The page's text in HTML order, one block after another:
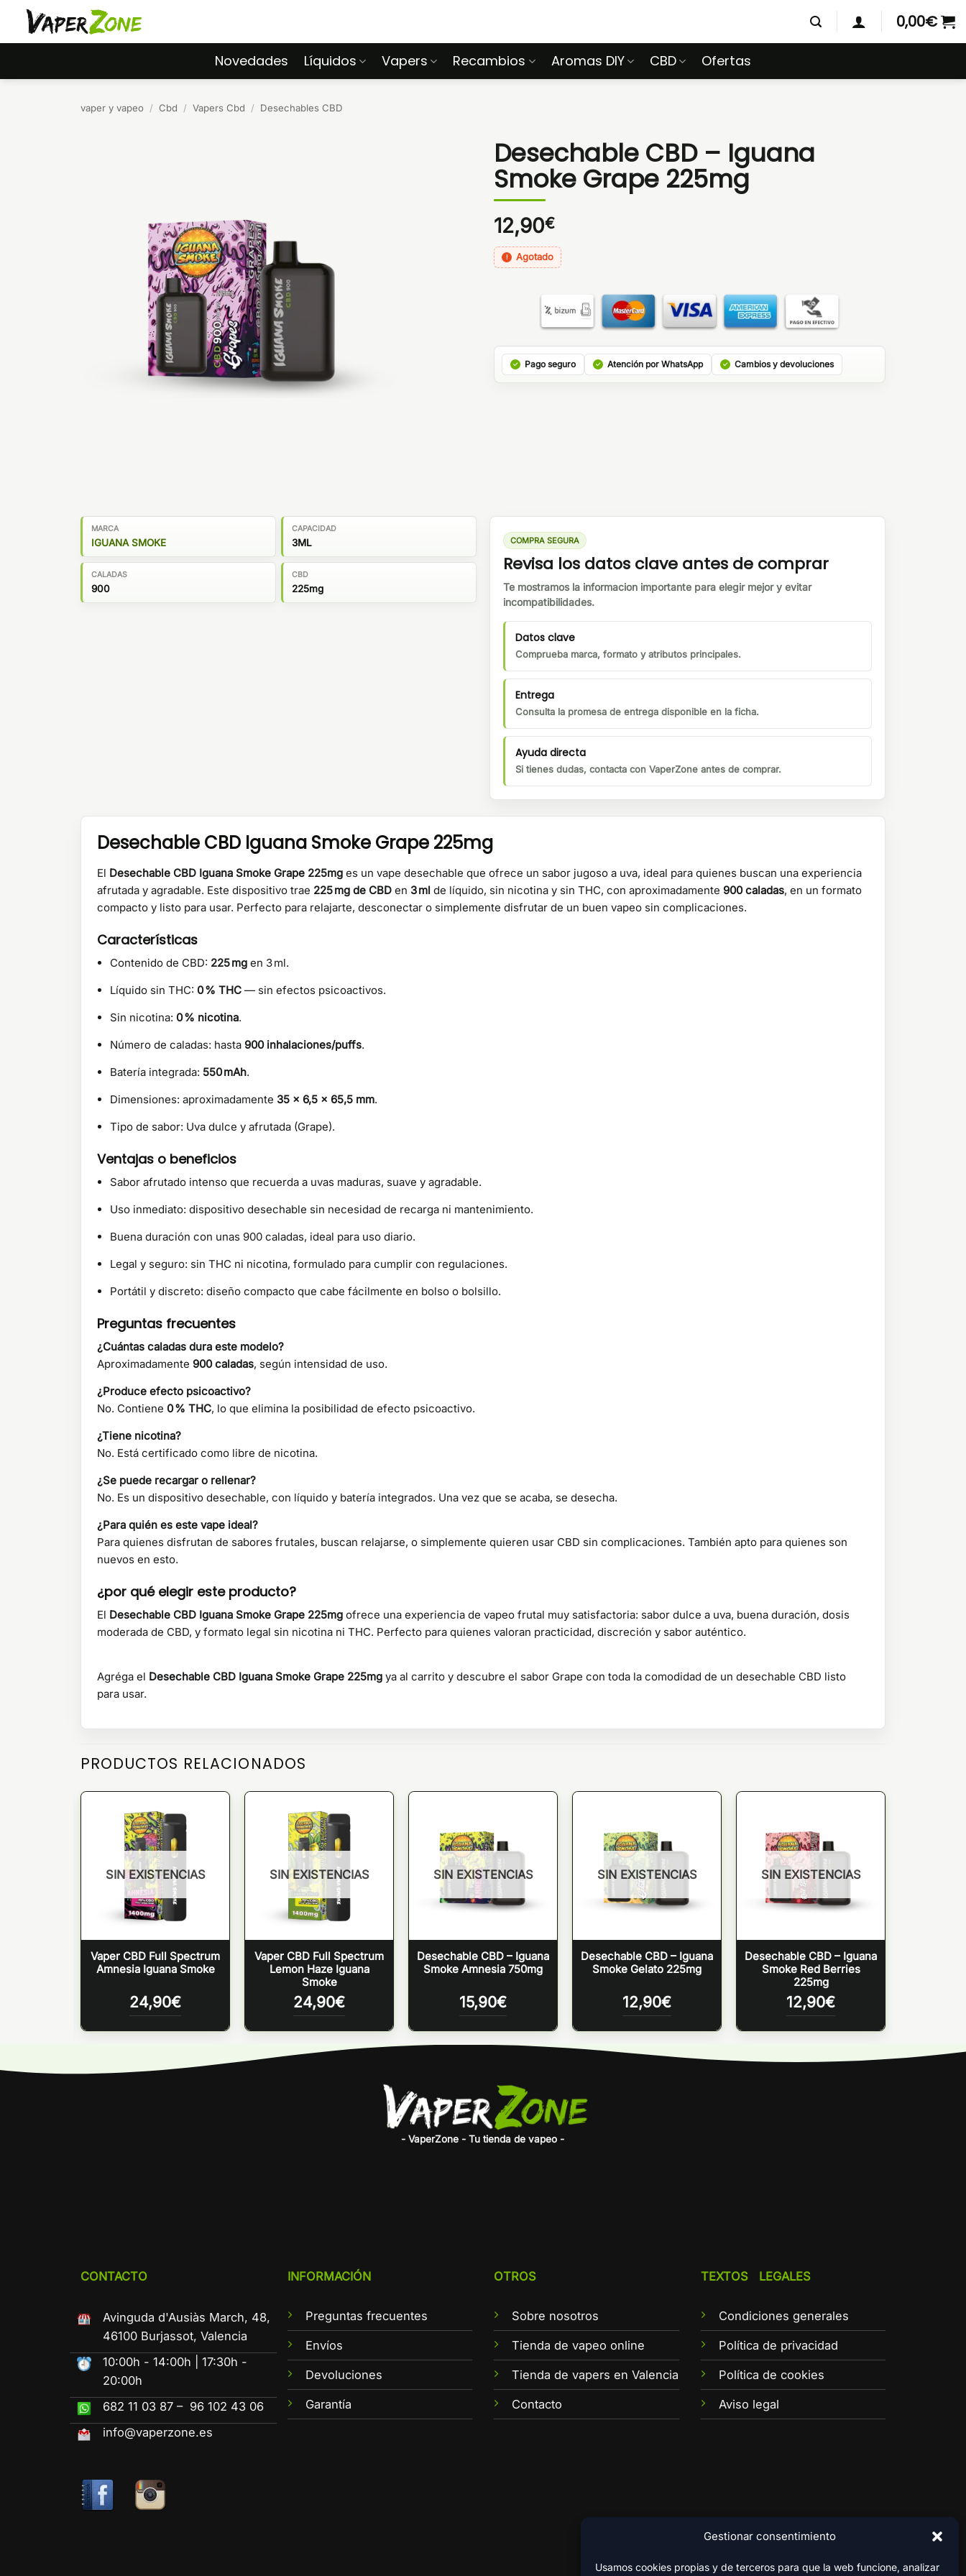
Gestionar consentimiento
Usamos cookies propias y de terceros para que la web funcione, analizar
Saltar
contenido
0,00€
Novedades Líquidos Vapers Recambios Aromas DIY CBD Ofertas
vaper y vapeo / Cbd / Vapers Cbd / Desechables CBD
Desechable CBD – Iguana
Smoke Grape 225mg
12,90€
Agotado
Pago seguro Atención por WhatsApp Cambios y devoluciones
MARCA
IGUANA SMOKE
CAPACIDAD
3ML
CALADAS
900
CBD
225mg
COMPRA SEGURA
Revisa los datos clave antes de comprar
Te mostramos la informacion importante para elegir mejor y evitar
incompatibilidades.
Datos clave
Comprueba marca, formato y atributos principales.
Entrega
Consulta la promesa de entrega disponible en la ficha.
Ayuda directa
Si tienes dudas, contacta con VaperZone antes de comprar.
Desechable CBD Iguana Smoke Grape 225mg
El Desechable CBD Iguana Smoke Grape 225mg es un vape desechable que ofrece un sabor jugoso a uva, ideal para quienes buscan una experiencia
afrutada y agradable. Este dispositivo trae 225 mg de CBD en 3 ml de líquido, sin nicotina y sin THC, con aproximadamente 900 caladas, en un formato
compacto y listo para usar. Perfecto para relajarte, desconectar o simplemente disfrutar de un buen vapeo sin complicaciones.
Características
Contenido de CBD: 225 mg en 3 ml.
Líquido sin THC: 0 % THC — sin efectos psicoactivos.
Sin nicotina: 0 % nicotina.
Número de caladas: hasta 900 inhalaciones/puffs.
Batería integrada: 550 mAh.
Dimensiones: aproximadamente 35 × 6,5 × 65,5 mm.
Tipo de sabor: Uva dulce y afrutada (Grape).
Ventajas o beneficios
Sabor afrutado intenso que recuerda a uvas maduras, suave y agradable.
Uso inmediato: dispositivo desechable sin necesidad de recarga ni mantenimiento.
Buena duración con unas 900 caladas, ideal para uso diario.
Legal y seguro: sin THC ni nicotina, formulado para cumplir con regulaciones.
Portátil y discreto: diseño compacto que cabe fácilmente en bolso o bolsillo.
Preguntas frecuentes
¿Cuántas caladas dura este modelo?
Aproximadamente 900 caladas, según intensidad de uso.
¿Produce efecto psicoactivo?
No. Contiene 0 % THC, lo que elimina la posibilidad de efecto psicoactivo.
¿Tiene nicotina?
No. Está certificado como libre de nicotina.
¿Se puede recargar o rellenar?
No. Es un dispositivo desechable, con líquido y batería integrados. Una vez que se acaba, se desecha.
¿Para quién es este vape ideal?
Para quienes disfrutan de sabores frutales, buscan relajarse, o simplemente quieren usar CBD sin complicaciones. También apto para quienes son
nuevos en esto.
¿por qué elegir este producto?
El Desechable CBD Iguana Smoke Grape 225mg ofrece una experiencia de vapeo frutal muy satisfactoria: sabor dulce a uva, buena duración, dosis
moderada de CBD, y formato legal sin nicotina ni THC. Perfecto para quienes valoran practicidad, discreción y sabor auténtico.
Agréga el Desechable CBD Iguana Smoke Grape 225mg ya al carrito y descubre el sabor Grape con toda la comodidad de un desechable CBD listo
para usar.
PRODUCTOS RELACIONADOS
SIN EXISTENCIAS
Vaper CBD Full Spectrum
Amnesia Iguana Smoke
24,90€
SIN EXISTENCIAS
Vaper CBD Full Spectrum
Lemon Haze Iguana
Smoke
24,90€
SIN EXISTENCIAS
Desechable CBD – Iguana
Smoke Amnesia 750mg
15,90€
SIN EXISTENCIAS
Desechable CBD – Iguana
Smoke Gelato 225mg
12,90€
SIN EXISTENCIAS
Desechable CBD – Iguana
Smoke Red Berries
225mg
12,90€
- VaperZone - Tu tienda de vapeo -
CONTACTO
Avinguda d'Ausiàs March, 48,
46100 Burjassot, Valencia
10:00h - 14:00h | 17:30h -
20:00h
682 11 03 87 – 96 102 43 06
info@vaperzone.es
INFORMACIÓN
Preguntas frecuentes
Envíos
Devoluciones
Garantía
OTROS
Sobre nosotros
Tienda de vapeo online
Tienda de vapers en Valencia
Contacto
TEXTOS LEGALES
Condiciones generales
Política de privacidad
Política de cookies
Aviso legal